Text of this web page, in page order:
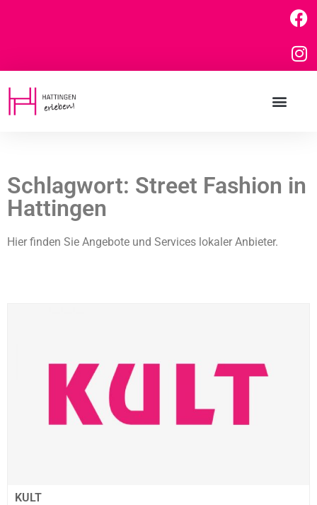
Schlagwort: Street Fashion in
Hattingen
Hier finden Sie Angebote und Services lokaler Anbieter.
KULT